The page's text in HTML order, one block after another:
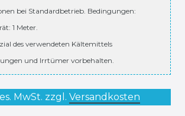
bei Standardbetrieb. Bedingungen:
1 Meter.
des verwendeten Kältemittels
und Irrtümer vorbehalten.
MwSt. zzgl. Versandkosten